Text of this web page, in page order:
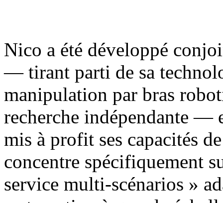
Nico a été développé
— tirant parti de sa
manipulation par bras
recherche indépendante —
mis à profit ses capacités
concentre spécifiquement
service multi-scénarios »